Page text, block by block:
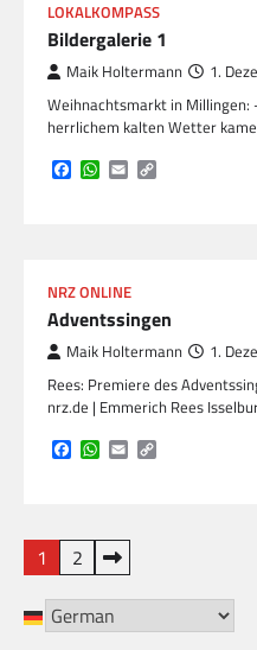
LOKALKOMPASS
Bildergalerie 1
Maik Holtermann 1.
Weihnachtsmarkt in Millingen:
herrlichem kalten Wetter
Facebook
WhatsApp
Email
NRZ ONLINE
Adventssingen
Maik Holtermann 1.
Rees: Premiere des
nrz.de | Emmerich Rees
Facebook
WhatsApp
Email
Seitennummerierung
der
Beiträge
1 2